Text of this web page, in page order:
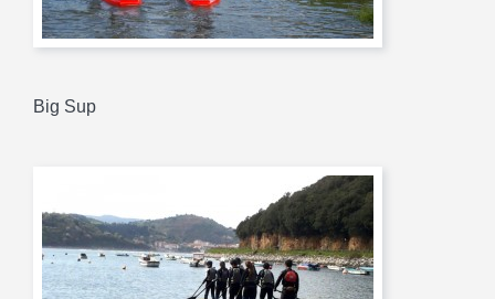
Big Sup